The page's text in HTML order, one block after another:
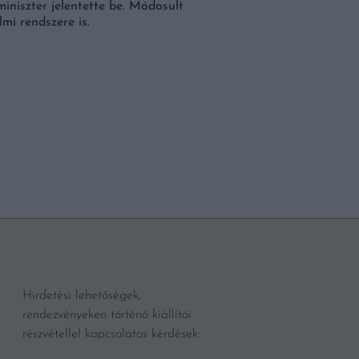
jelentette be. Módosult
rendszere is.
Hirdetési lehetőségek,
rendezvényeken történő kiállítói
részvétellel kapcsolatos kérdések: